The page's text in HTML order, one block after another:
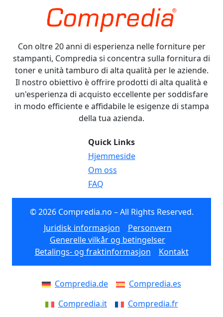
Con oltre 20 anni di esperienza nelle forniture per
stampanti, Compredia si concentra sulla fornitura di
toner e unità tamburo di alta qualità per le aziende.
Il nostro obiettivo è offrire prodotti di alta qualità e
un'esperienza di acquisto eccellente per soddisfare
in modo efficiente e affidabile le esigenze di stampa
della tua azienda.
Quick Links
Hjemmeside
Om oss
FAQ
© 2026 Compredia.no – All Rights Reserved.
Juridisk informasjon
Personvern
Generelle vilkår og betingelser
Betalings- og fraktinformasjon
Kontakt
Compredia.de
Compredia.es
Compredia.it
Compredia.fr